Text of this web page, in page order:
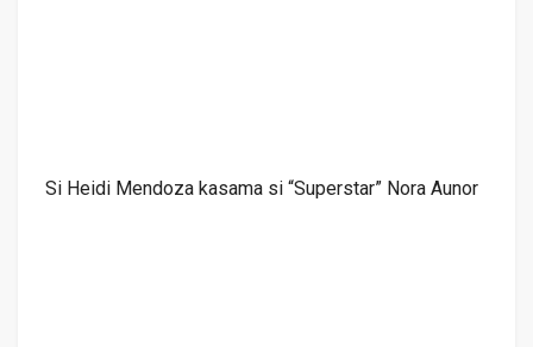
Si Heidi Mendoza kasama si “Superstar” Nora Aunor